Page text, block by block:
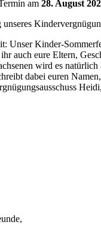
am 28. August
Unser Kinder-
auch eure Eltern,
wird es
dabei euren